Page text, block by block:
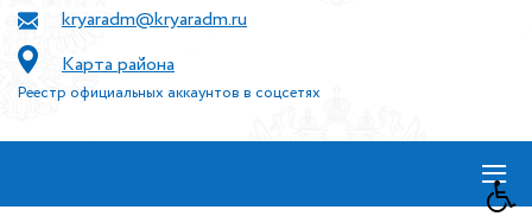
kryaradm@kryaradm.ru
Карта района
Реестр официальных аккаунтов в соцсетях
≡